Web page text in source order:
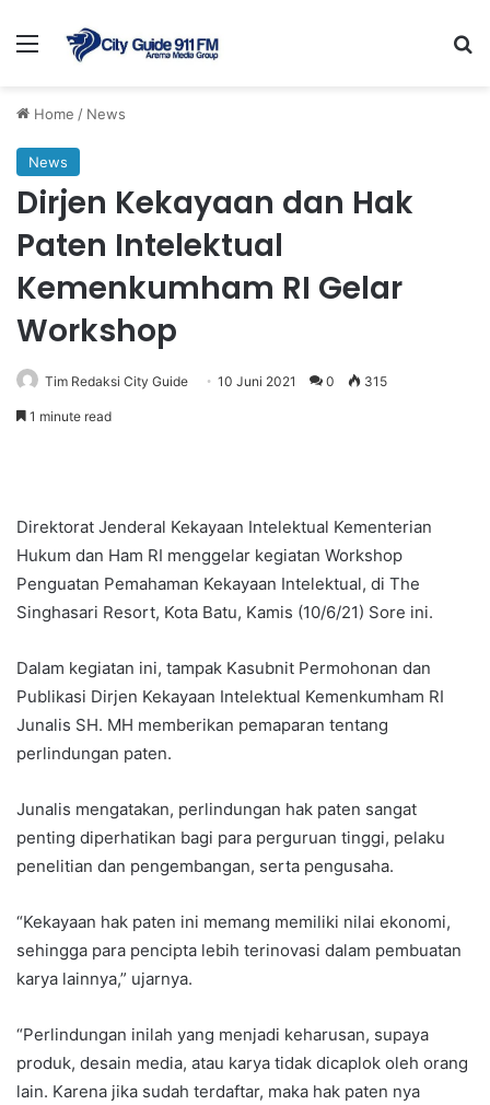
Menu
Home / News
News
Dirjen Kekayaan dan Hak
Paten Intelektual
Kemenkumham RI Gelar
Workshop
Tim Redaksi City Guide 10 Juni 2021 0 315
1 minute read
Direktorat Jenderal Kekayaan Intelektual Kementerian
Hukum dan Ham RI menggelar kegiatan Workshop
Penguatan Pemahaman Kekayaan Intelektual, di The
Singhasari Resort, Kota Batu, Kamis (10/6/21) Sore ini.
Dalam kegiatan ini, tampak Kasubnit Permohonan dan
Publikasi Dirjen Kekayaan Intelektual Kemenkumham RI
Junalis SH. MH memberikan pemaparan tentang
perlindungan paten.
Junalis mengatakan, perlindungan hak paten sangat
penting diperhatikan bagi para perguruan tinggi, pelaku
penelitian dan pengembangan, serta pengusaha.
“Kekayaan hak paten ini memang memiliki nilai ekonomi,
sehingga para pencipta lebih terinovasi dalam pembuatan
karya lainnya,” ujarnya.
“Perlindungan inilah yang menjadi keharusan, supaya
produk, desain media, atau karya tidak dicaplok oleh orang
lain. Karena jika sudah terdaftar, maka hak paten nya